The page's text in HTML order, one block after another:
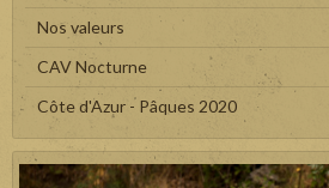
Nos valeurs
CAV Nocturne
Côte d'Azur - Pâques 2020